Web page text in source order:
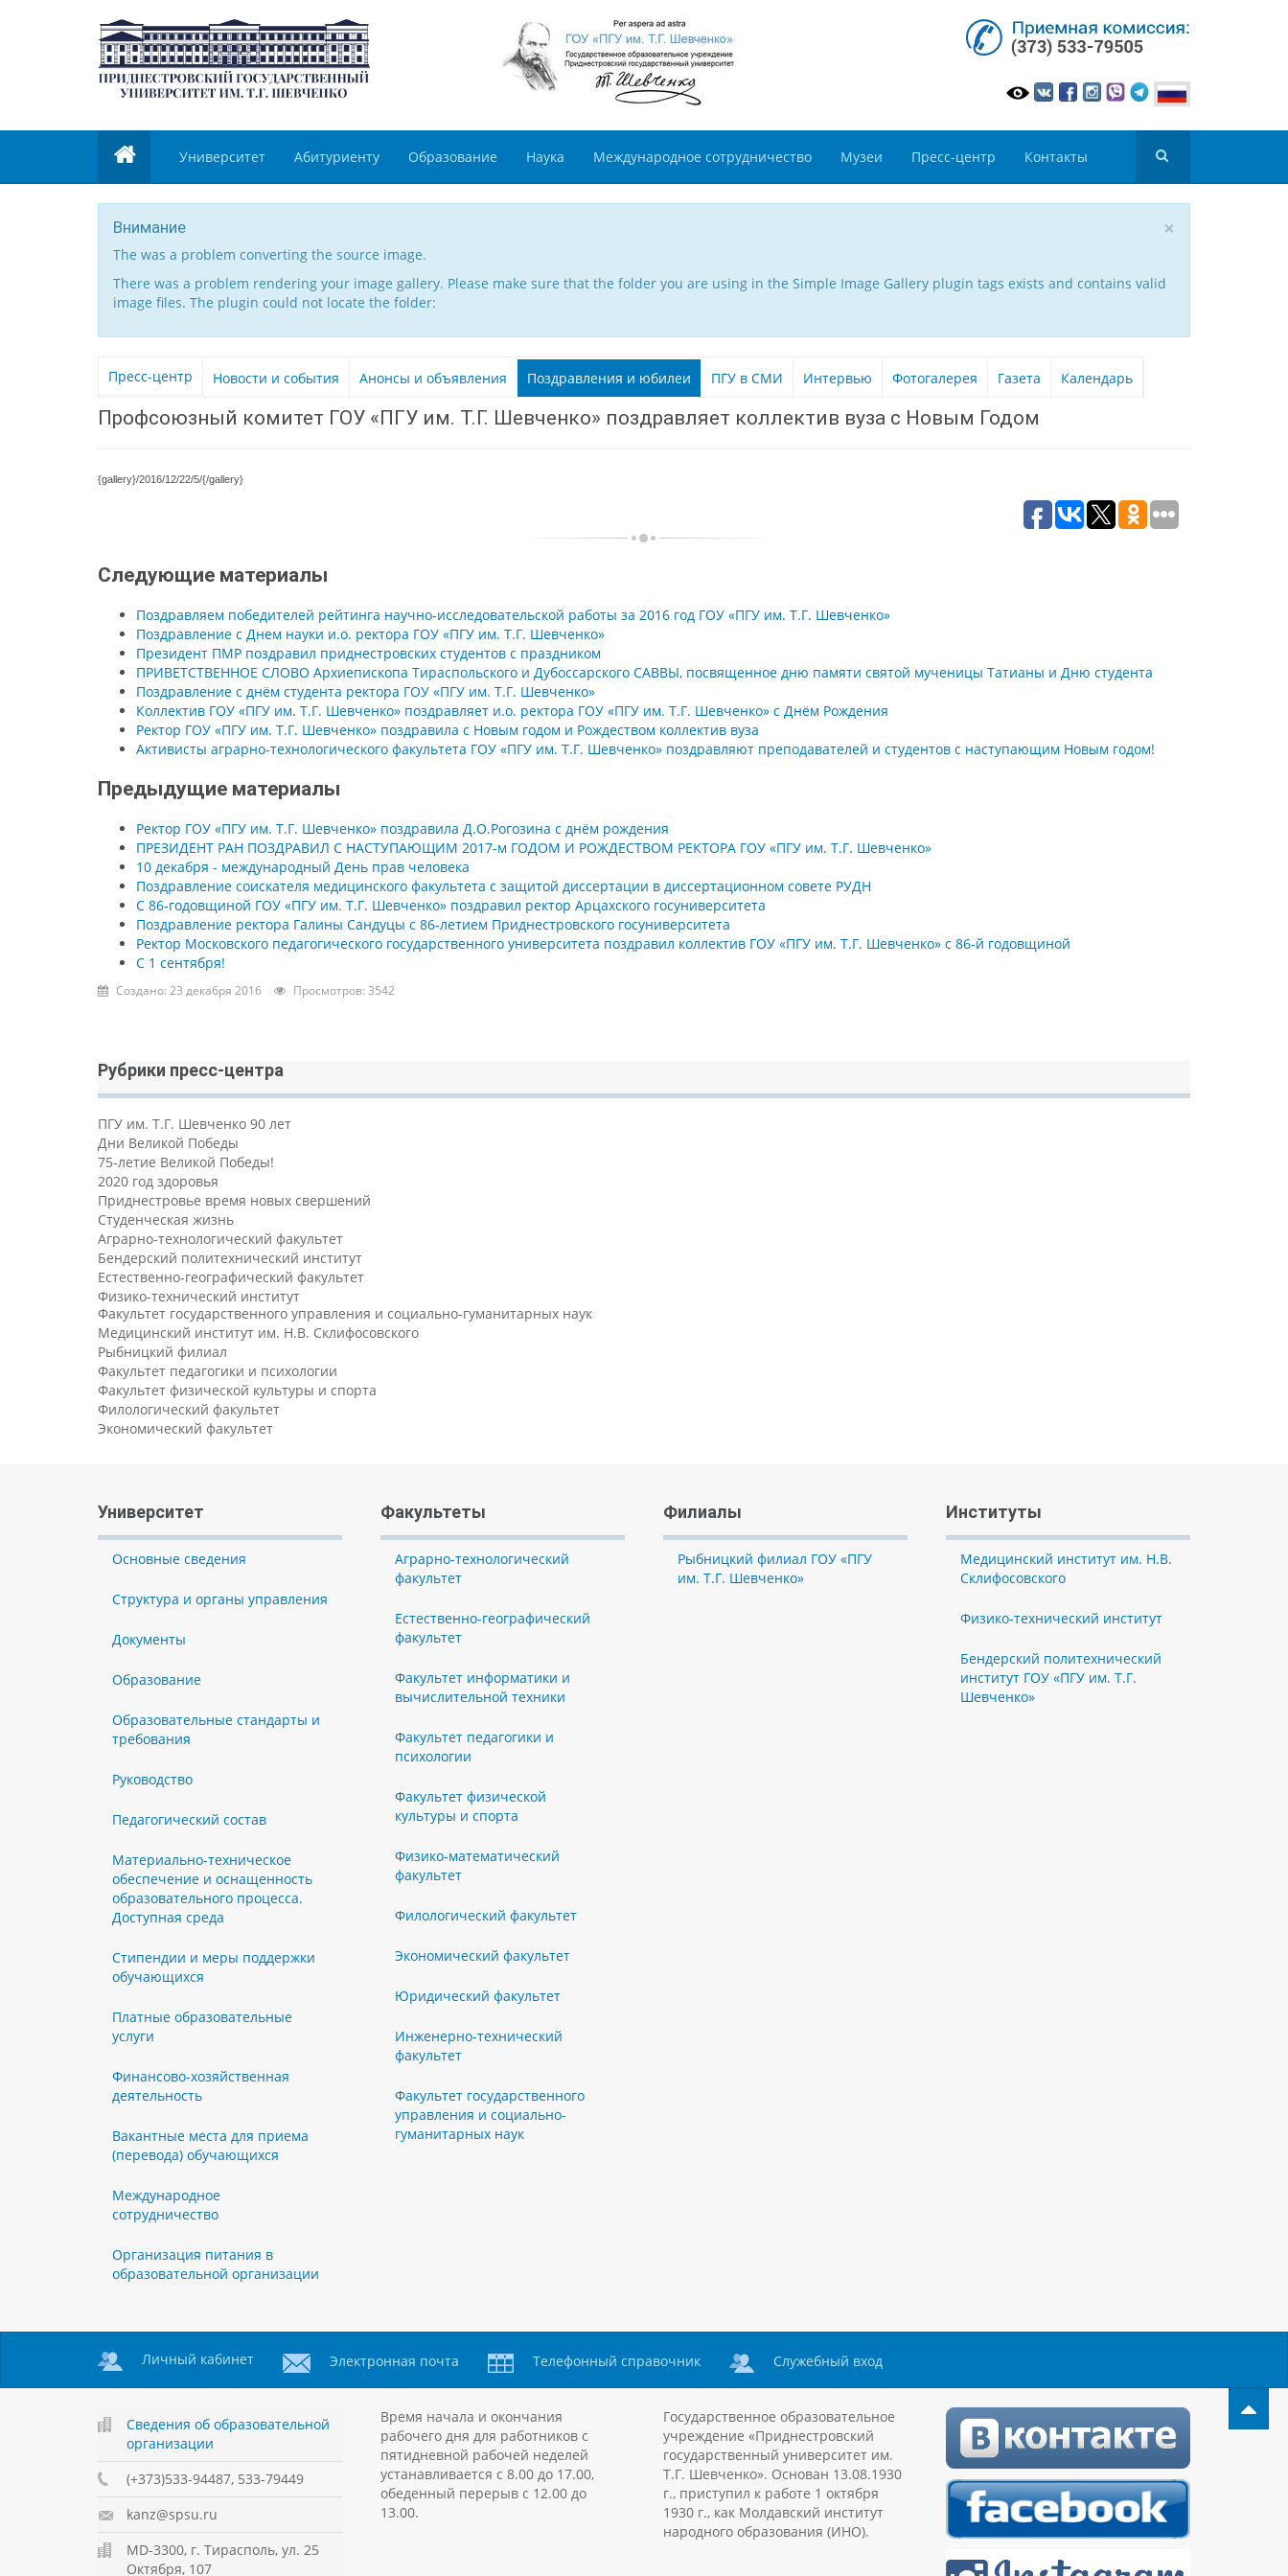
Университет Абитуриенту Образование Наука Международное сотрудничество Музеи Пресс-центр Контакты
×
Внимание
The was a problem converting the source image.
There was a problem rendering your image gallery. Please make sure that the folder you are using in the Simple Image Gallery plugin tags exists and contains valid
image files. The plugin could not locate the folder:
Пресс-центр Новости и события Анонсы и объявления Поздравления и юбилеи ПГУ в СМИ Интервью Фотогалерея Газета Календарь
Профсоюзный комитет ГОУ «ПГУ им. Т.Г. Шевченко» поздравляет коллектив вуза с Новым Годом
{gallery}/2016/12/22/5/{/gallery}
Следующие материалы
Поздравляем победителей рейтинга научно-исследовательской работы за 2016 год ГОУ «ПГУ им. Т.Г. Шевченко»
Поздравление с Днем науки и.о. ректора ГОУ «ПГУ им. Т.Г. Шевченко»
Президент ПМР поздравил приднестровских студентов с праздником
ПРИВЕТСТВЕННОЕ СЛОВО Архиепископа Тираспольского и Дубоссарского САВВЫ, посвященное дню памяти святой мученицы Татианы и Дню студента
Поздравление с днём студента ректора ГОУ «ПГУ им. Т.Г. Шевченко»
Коллектив ГОУ «ПГУ им. Т.Г. Шевченко» поздравляет и.о. ректора ГОУ «ПГУ им. Т.Г. Шевченко» с Днём Рождения
Ректор ГОУ «ПГУ им. Т.Г. Шевченко» поздравила с Новым годом и Рождеством коллектив вуза
Активисты аграрно-технологического факультета ГОУ «ПГУ им. Т.Г. Шевченко» поздравляют преподавателей и студентов с наступающим Новым годом!
Предыдущие материалы
Ректор ГОУ «ПГУ им. Т.Г. Шевченко» поздравила Д.О.Рогозина с днём рождения
ПРЕЗИДЕНТ РАН ПОЗДРАВИЛ С НАСТУПАЮЩИМ 2017-м ГОДОМ И РОЖДЕСТВОМ РЕКТОРА ГОУ «ПГУ им. Т.Г. Шевченко»
10 декабря - международный День прав человека
Поздравление соискателя медицинского факультета с защитой диссертации в диссертационном совете РУДН
С 86-годовщиной ГОУ «ПГУ им. Т.Г. Шевченко» поздравил ректор Арцахского госуниверситета
Поздравление ректора Галины Сандуцы с 86-летием Приднестровского госуниверситета
Ректор Московского педагогического государственного университета поздравил коллектив ГОУ «ПГУ им. Т.Г. Шевченко» с 86-й годовщиной
С 1 сентября!
Создано: 23 декабря 2016 Просмотров: 3542
Рубрики пресс-центра
ПГУ им. Т.Г. Шевченко 90 лет
Дни Великой Победы
75-летие Великой Победы!
2020 год здоровья
Приднестровье время новых свершений
Студенческая жизнь
Аграрно-технологический факультет
Бендерский политехнический институт
Естественно-географический факультет
Физико-технический институт
Факультет государственного управления и социально-гуманитарных наук
Медицинский институт им. Н.В. Склифосовского
Рыбницкий филиал
Факультет педагогики и психологии
Факультет физической культуры и спорта
Филологический факультет
Экономический факультет
Университет
Основные сведения
Структура и органы управления
Документы
Образование
Образовательные стандарты и
требования
Руководство
Педагогический состав
Материально-техническое
обеспечение и оснащенность
образовательного процесса.
Доступная среда
Стипендии и меры поддержки
обучающихся
Платные образовательные
услуги
Финансово-хозяйственная
деятельность
Вакантные места для приема
(перевода) обучающихся
Международное
сотрудничество
Организация питания в
образовательной организации
Факультеты
Аграрно-технологический
факультет
Естественно-географический
факультет
Факультет информатики и
вычислительной техники
Факультет педагогики и
психологии
Факультет физической
культуры и спорта
Физико-математический
факультет
Филологический факультет
Экономический факультет
Юридический факультет
Инженерно-технический
факультет
Факультет государственного
управления и социально-
гуманитарных наук
Филиалы
Рыбницкий филиал ГОУ «ПГУ
им. Т.Г. Шевченко»
Институты
Медицинский институт им. Н.В.
Склифосовского
Физико-технический институт
Бендерский политехнический
институт ГОУ «ПГУ им. Т.Г.
Шевченко»
Личный кабинет Электронная почта Телефонный справочник Служебный вход
Сведения об образовательной
организации
(+373)533-94487, 533-79449
kanz@spsu.ru
MD-3300, г. Тирасполь, ул. 25
Октября, 107
Время начала и окончания
рабочего дня для работников с
пятидневной рабочей неделей
устанавливается с 8.00 до 17.00,
обеденный перерыв с 12.00 до
13.00.
Государственное образовательное
учреждение «Приднестровский
государственный университет им.
Т.Г. Шевченко». Основан 13.08.1930
г., приступил к работе 1 октября
1930 г., как Молдавский институт
народного образования (ИНО).